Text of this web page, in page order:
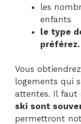
les
enfants
le type
préférez.
Vous
logements qui
attentes. Il faut
ski sont
permettront